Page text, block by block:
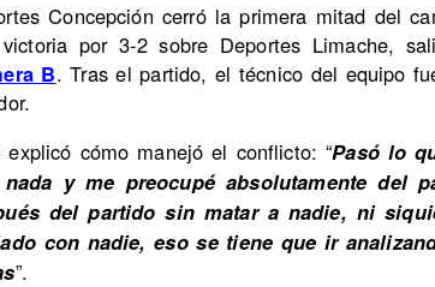
Concepción cerró la primera mitad del
por 3-2 sobre Deportes Limache,
B. Tras el partido, el técnico del equipo
explicó cómo manejó el conflicto: “Pasó lo
y me preocupé absolutamente del
del partido sin matar a nadie, ni
con nadie, eso se tiene que ir
”.